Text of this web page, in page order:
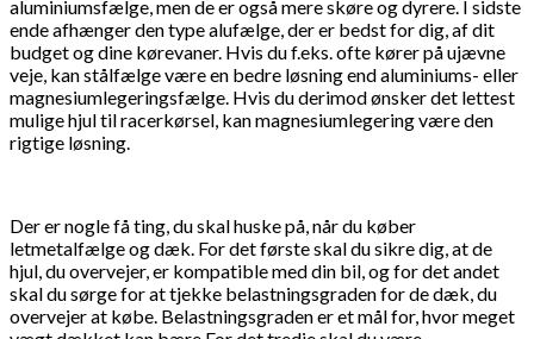
aluminiumsfælge, men de er også mere skøre og dyrere. I sidste
ende afhænger den type alufælge, der er bedst for dig, af dit
budget og dine kørevaner. Hvis du f.eks. ofte kører på ujævne
veje, kan stålfælge være en bedre løsning end aluminiums- eller
magnesiumlegeringsfælge. Hvis du derimod ønsker det lettest
mulige hjul til racerkørsel, kan magnesiumlegering være den
rigtige løsning.
Der er nogle få ting, du skal huske på, når du køber
letmetalfælge og dæk. For det første skal du sikre dig, at de
hjul, du overvejer, er kompatible med din bil, og for det andet
skal du sørge for at tjekke belastningsgraden for de dæk, du
overvejer at købe. Belastningsgraden er et mål for, hvor meget